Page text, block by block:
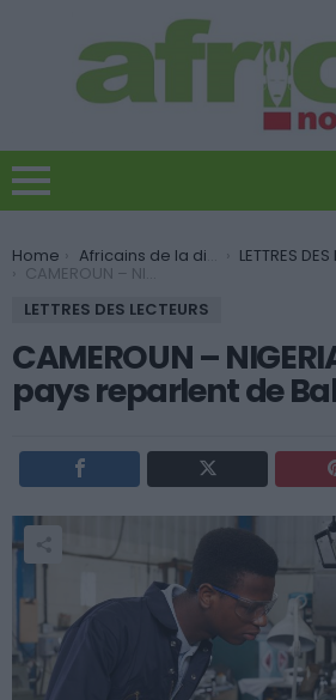
You are here:
Home Africains de la diaspora LETTRES DES
CAMEROUN – NIGERIA: Les deux pays reparlent de Bakassi
LETTRES DES LECTEURS
CAMEROUN –
pays reparlent de